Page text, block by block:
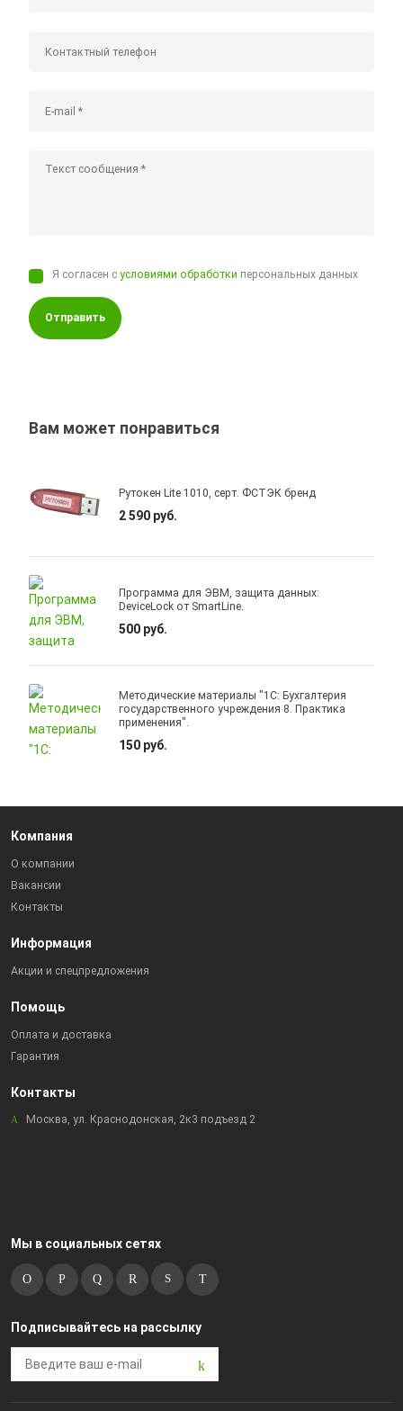
Я согласен сусловиями обработки персональных данных
Отправить
Вам может понравиться
Рутокен Lite 1010, серт. ФСТЭК бренд
2 590 руб.
Программа для ЭВМ, защита данных:
DeviceLock от SmartLine.
500 руб.
Методические материалы "1С: Бухгалтерия
государственного учреждения 8. Практика
применения".
150 руб.
Компания
О компании
Вакансии
Контакты
Информация
Акции и спецпредложения
Помощь
Оплата и доставка
Гарантия
Контакты
Москва, ул. Краснодонская, 2к3 подъезд 2
Мы в социальных сетях
Подписывайтесь на рассылку